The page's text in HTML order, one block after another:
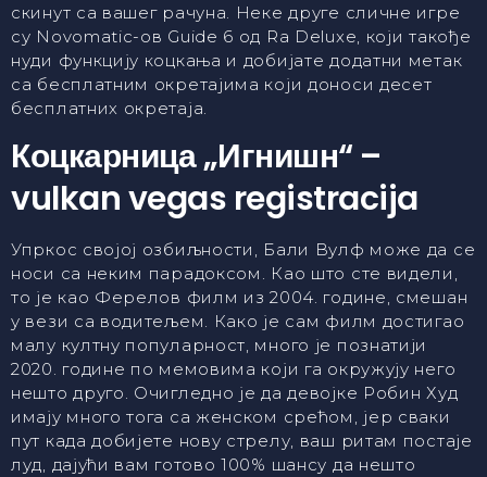
скинут са вашег рачуна. Неке друге сличне игре
су Novomatic-ов Guide 6 од Ra Deluxe, који такође
нуди функцију коцкања и добијате додатни метак
са бесплатним окретајима који доноси десет
бесплатних окретаја.
Коцкарница „Игнишн“ –
vulkan vegas registracija
Упркос својој озбиљности, Бали Вулф може да се
носи са неким парадоксом. Као што сте видели,
то је као Ферелов филм из 2004. године, смешан
у вези са водитељем. Како је сам филм достигао
малу култну популарност, много је познатији
2020. године по мемовима који га окружују него
нешто друго. Очигледно је да девојке Робин Худ
имају много тога са женском срећом, јер сваки
пут када добијете нову стрелу, ваш ритам постаје
луд, дајући вам готово 100% шансу да нешто